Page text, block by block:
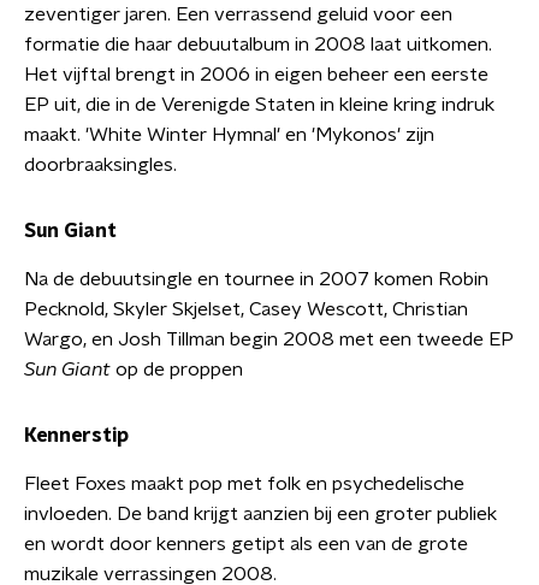
zeventiger jaren. Een verrassend geluid voor een
formatie die haar debuutalbum in 2008 laat uitkomen.
Het vijftal brengt in 2006 in eigen beheer een eerste
EP uit, die in de Verenigde Staten in kleine kring indruk
maakt. 'White Winter Hymnal' en 'Mykonos' zijn
doorbraaksingles.
Sun Giant
Na de debuutsingle en tournee in 2007 komen Robin
Pecknold, Skyler Skjelset, Casey Wescott, Christian
Wargo, en Josh Tillman begin 2008 met een tweede EP
Sun Giant op de proppen
Kennerstip
Fleet Foxes maakt pop met folk en psychedelische
invloeden. De band krijgt aanzien bij een groter publiek
en wordt door kenners getipt als een van de grote
muzikale verrassingen 2008.